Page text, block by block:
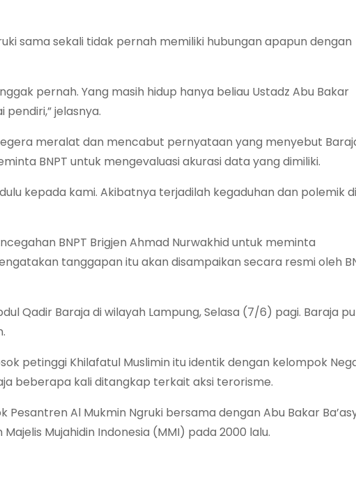
sama sekali tidak pernah memiliki hubungan apapun dengan
pernah. Yang masih hidup hanya beliau Ustadz Abu Bakar
pendiri,” jelasnya.
meralat dan mencabut pernyataan yang menyebut
BNPT untuk mengevaluasi akurasi data yang dimiliki.
kepada kami. Akibatnya terjadilah kegaduhan dan polemik di
BNPT Brigjen Ahmad Nurwakhid untuk meminta
tanggapan itu akan disampaikan secara resmi oleh
Qadir Baraja di wilayah Lampung, Selasa (7/6) pagi. Baraja
petinggi Khilafatul Muslimin itu identik dengan kelompok
beberapa kali ditangkap terkait aksi terorisme.
Al Mukmin Ngruki bersama dengan Abu Bakar
Mujahidin Indonesia (MMI) pada 2000 lalu.